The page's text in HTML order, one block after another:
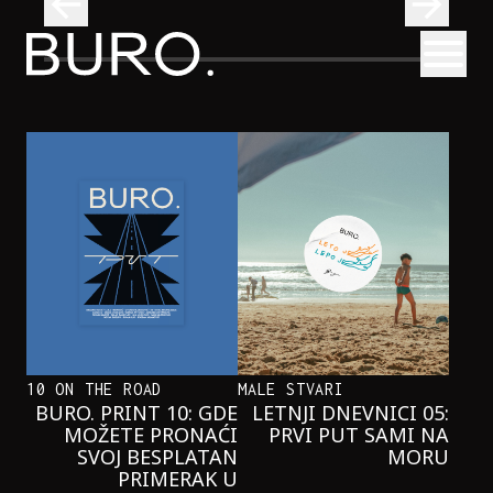
BURO.
ONAJ JEDAN PROIZVOD KOJI
STALNO SELIMO SA POLICE U
TORBE
10 ON THE ROAD
BURO. PRINT 10: GDE
MOŽETE PRONAĆI
SVOJ BESPLATAN
PRIMERAK U
MALE STVARI
LETNJI DNEVNICI 05:
PRVI PUT SAMI NA
MORU